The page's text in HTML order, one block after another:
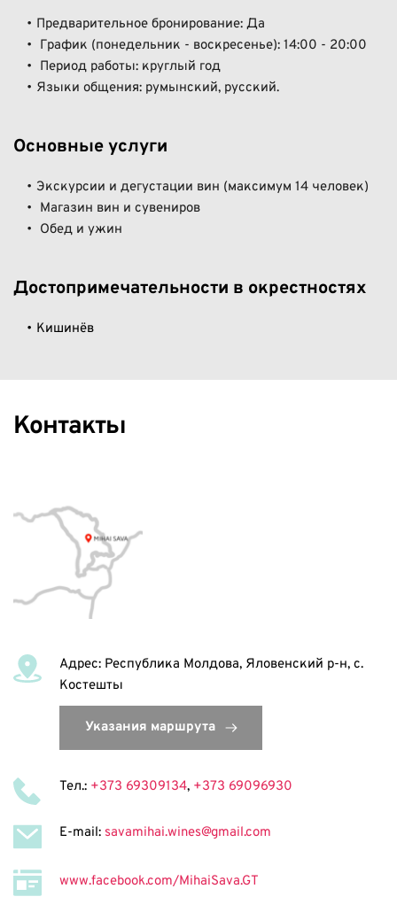
Предварительное бронирование: Да
График (понедельник - воскресенье): 14:00 - 20:00
Период работы: круглый год
Языки общения: румынский, русский.
Основные услуги
Экскурсии и дегустации вин (максимум 14 человек)
Магазин вин и сувениров
Обед и ужин
Достопримечательности в окрестностях
Кишинёв
Контакты
Адрес: Республика Молдова, Яловенский р-н, с.
Костешты
Тел.: +373 69309134, +373 69096930
E-mail: savamihai.wines@gmail.com
www.facebook.com/MihaiSava.GT